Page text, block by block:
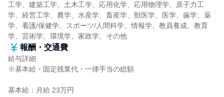
工学、建築工学、土木工学、応用化学、応用物理学、原子力工
学、経営工学、農学、水産学、畜産学、獣医学、医学、歯学、薬
学、看護/保健学、スポーツ/人間科学、情報学、教員養成、教育
学、芸術学、環境学、家政学、その他
報酬・交通費
給与詳細
※基本給・固定残業代・一律手当の総額
基本給：月給 23万円